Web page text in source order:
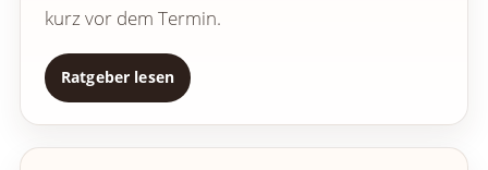
kurz vor dem Termin.
Ratgeber lesen